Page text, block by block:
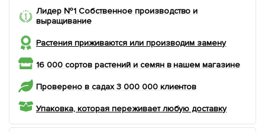
Лидер №1 Собственное производство и
выращивание
Растения приживаются или производим замену
16 000 сортов растений и семян в нашем магазине
Проверено в садах 3 000 000 клиентов
Упаковка, которая переживает любую доставку